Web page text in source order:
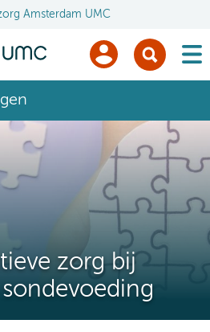
Amsterdam UMC
zorg bij